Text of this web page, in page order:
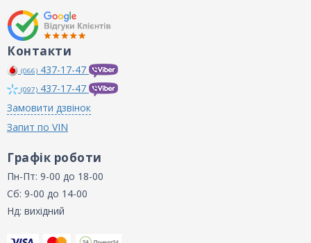
Контакти
(066) 437-17-47
(097) 437-17-47
Замовити дзвінок
Запит по VIN
Графік роботи
Пн-Пт: 9-00 до 18-00
Сб: 9-00 до 14-00
Нд: вихідний